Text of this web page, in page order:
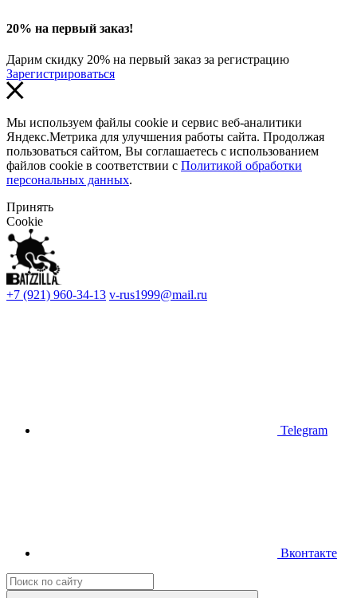
20% на первый заказ!
Дарим скидку 20% на первый заказ за регистрацию
Зарегистрироваться
Мы используем файлы cookie и сервис веб-аналитики
Яндекс.Метрика для улучшения работы сайта. Продолжая
пользоваться сайтом, Вы соглашаетесь с использованием
файлов cookie в соответствии с Политикой обработки
персональных данных.
Принять
Cookie
+7 (921) 960-34-13 v-rus1999@mail.ru
Telegram
Вконтакте